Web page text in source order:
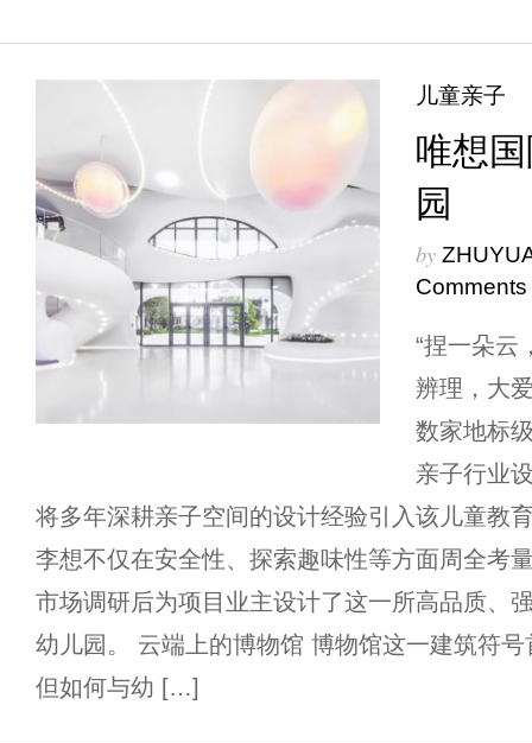
儿童亲子
唯想
园
by
Comments
“捏一朵云
辨理，大
数家地标
亲子行业
将多年深耕亲子空间的设计经验引入该儿童教
李想不仅在安全性、探索趣味性等方面周全考
市场调研后为项目业主设计了这一所高品质、
幼儿园。 云端上的博物馆 博物馆这一建筑符
但如何与幼 […]